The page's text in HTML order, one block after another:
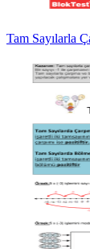
Tam Sayılarla